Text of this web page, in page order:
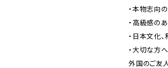
・本物志向
・高級感の
・日本文化
・大切な方
外国のご友